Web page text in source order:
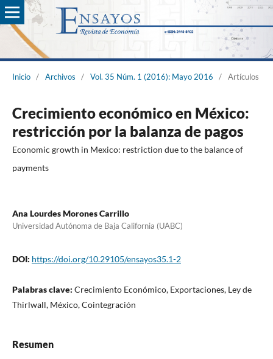
Inicio / Archivos / Vol. 35 Núm. 1 (2016): Mayo 2016 / Artículos
Crecimiento económico en México:
restricción por la balanza de pagos
Economic growth in Mexico: restriction due to the balance of
payments
Ana Lourdes Morones Carrillo
Universidad Autónoma de Baja California (UABC)
DOI: https://doi.org/10.29105/ensayos35.1-2
Palabras clave: Crecimiento Económico, Exportaciones, Ley de
Thirlwall, México, Cointegración
Resumen